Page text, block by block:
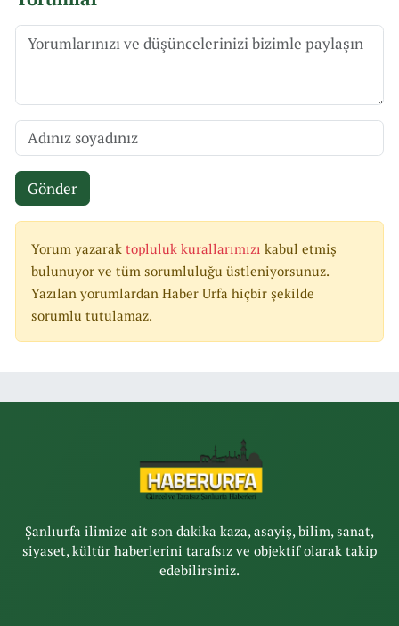
Gönder
Yorum yazarak topluluk kurallarımızı kabul etmiş
bulunuyor ve tüm sorumluluğu üstleniyorsunuz.
Yazılan yorumlardan Haber Urfa hiçbir şekilde
sorumlu tutulamaz.
Şanlıurfa ilimize ait son dakika kaza, asayiş, bilim, sanat,
siyaset, kültür haberlerini tarafsız ve objektif olarak takip
edebilirsiniz.